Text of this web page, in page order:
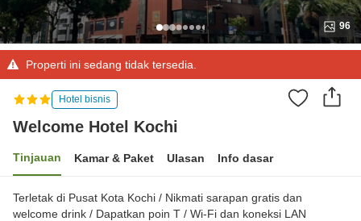
96
Properti ini sedang tidak tersedia.
Hotel bisnis
Welcome Hotel Kochi
Tinjauan Kamar & Paket Ulasan Info dasar
Terletak di Pusat Kota Kochi / Nikmati sarapan gratis dan
welcome drink / Dapatkan poin T / Wi-Fi dan koneksi LAN